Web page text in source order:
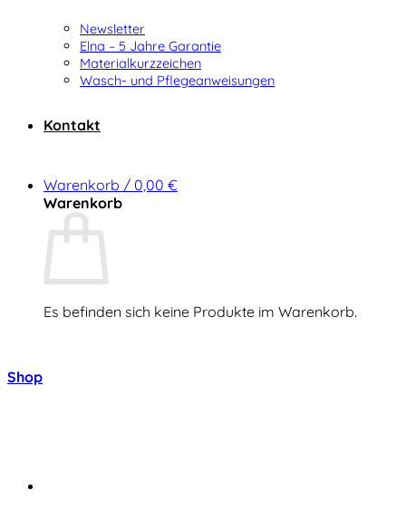
Newsletter
Elna – 5 Jahre Garantie
Materialkurzzeichen
Wasch- und Pflegeanweisungen
Kontakt
Warenkorb / 0,00 €
Warenkorb
Es befinden sich keine Produkte im Warenkorb.
Shop